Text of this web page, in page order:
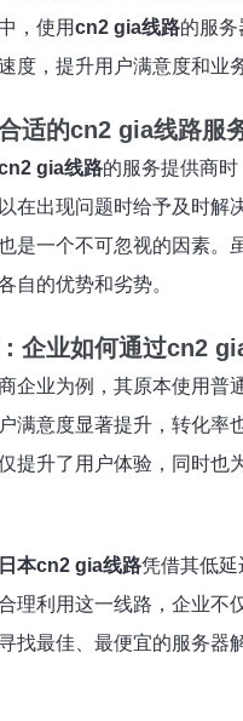
，使用cn2 gia线路的服
度，提升用户满意度和业
适的cn2 gia线路服
gia线路的服务提供商
在出现问题时给予及时解决
是一个不可忽视的因素。
自的优势和劣势。
企业如何通过cn2
企业为例，其原本使用普
满意度显著提升，转化率
提升了用户体验，同时也
日本cn2 gia线路凭借其低
理利用这一线路，企业不
找最佳、最便宜的服务器